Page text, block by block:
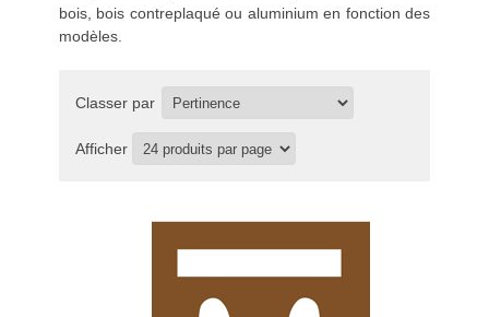
bois, bois contreplaqué ou aluminium en fonction des
modèles.
Classer par
Afficher